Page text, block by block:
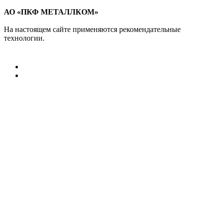
АО «ПКФ МЕТАЛЛКОМ»
На настоящем сайте применяются рекомендательные
технологии.